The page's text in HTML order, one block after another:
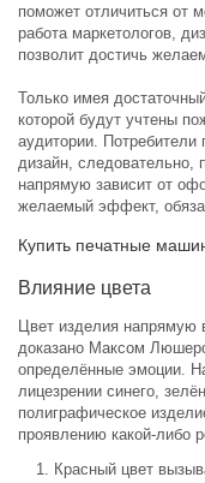
поможет отличиться от
работа маркетологов,
позволит достичь
Только имея
которой будут учтены
аудитории.
дизайн, следовательно,
напрямую зависит от
желаемый эффект,
Купить печатные
Влияние цвета
Цвет изделия напрямую
доказано Максом
определённые эмоции.
лицезрении синего,
полиграфическое
проявлению какой-либо
Красный цвет